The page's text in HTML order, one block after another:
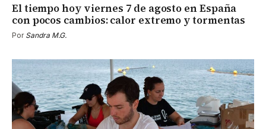
El tiempo hoy viernes 7 de agosto en España
con pocos cambios: calor extremo y tormentas
Por Sandra M.G.